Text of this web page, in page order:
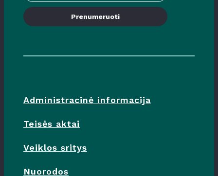
Prenumeruoti
Administracinė informacija
Teisės aktai
Veiklos sritys
Nuorodos